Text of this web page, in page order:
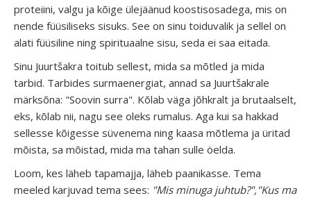
proteiini, valgu ja kõige ülejäänud koostisosadega, mis on
nende füüsiliseks sisuks. See on sinu toiduvalik ja sellel on
alati füüsiline ning spirituaalne sisu, seda ei saa eitada.
Sinu Juurtšakra toitub sellest, mida sa mõtled ja mida
tarbid. Tarbides surmaenergiat, annad sa Juurtšakrale
märksõna: "Soovin surra". Kõlab väga jõhkralt ja brutaalselt,
eks, kõlab nii, nagu see oleks rumalus. Aga kui sa hakkad
sellesse kõigesse süvenema ning kaasa mõtlema ja üritad
mõista, sa mõistad, mida ma tahan sulle öelda.
Loom, kes läheb tapamajja, läheb paanikasse. Tema
meeled karjuvad tema sees: "Mis minuga juhtub?","Kus ma